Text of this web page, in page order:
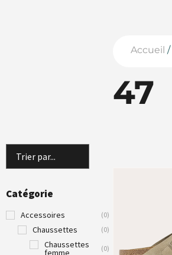
Accueil /
47
Catégorie
Accessoires (0)
Chaussettes (0)
Chaussettes
femme (0)